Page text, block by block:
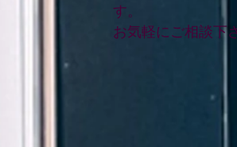
す。
お気軽にご相談下